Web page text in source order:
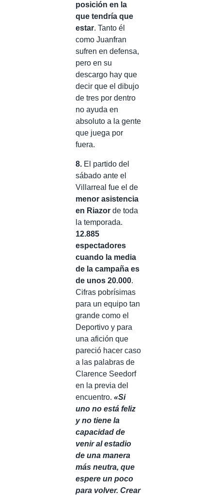
posición en la
que tendría que
estar. Tanto él
como Juanfran
sufren en defensa,
pero en su
descargo hay que
decir que el dibujo
de tres por dentro
no ayuda en
absoluto a la gente
que juega por
fuera.
8. El partido del
sábado ante el
Villarreal fue el de
menor asistencia
en Riazor de toda
la temporada.
12.885
espectadores
cuando la media
de la campaña es
de unos 20.000.
Cifras pobrísimas
para un equipo tan
grande como el
Deportivo y para
una afición que
pareció hacer caso
a las palabras de
Clarence Seedorf
en la previa del
encuentro. «Si
uno no está feliz
y no tiene la
capacidad de
venir al estadio
de una manera
más neutra, que
espere un poco
para volver. Crear